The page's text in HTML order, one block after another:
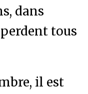
dans
tous
il est